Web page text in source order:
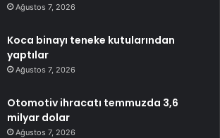
Ağustos 7, 2026
Koca binayı teneke kutularından
yaptılar
Ağustos 7, 2026
Otomotiv ihracatı temmuzda 3,6
milyar dolar
Ağustos 7, 2026